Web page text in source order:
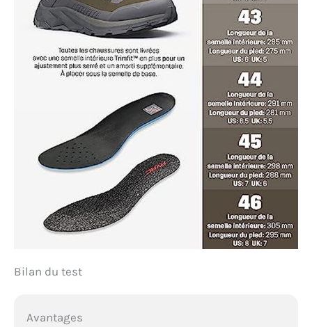
Bilan du test
Avantages